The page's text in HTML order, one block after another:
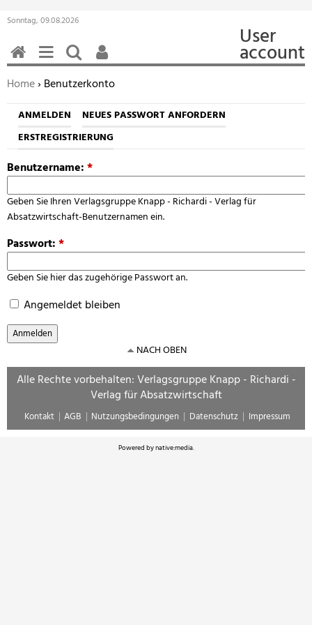
Sonntag, 09.08.2026
User
account
Sie befinden sich hier:
Home› Benutzerkonto
ANMELDEN
NEUES PASSWORT ANFORDERN
ERSTREGISTRIERUNG
Benutzername:*
Geben Sie Ihren Verlagsgruppe Knapp - Richardi - Verlag für
Absatzwirtschaft-Benutzernamen ein.
Passwort:*
Geben Sie hier das zugehörige Passwort an.
Angemeldet bleiben
HOMEMENÜSUCHEN
BENUTZERFUNKTIONEN
NACH OBEN
Alle Rechte vorbehalten: Verlagsgruppe Knapp - Richardi -
Verlag für Absatzwirtschaft
Kontakt AGB Nutzungsbedingungen Datenschutz Impressum
Powered bynative:media.